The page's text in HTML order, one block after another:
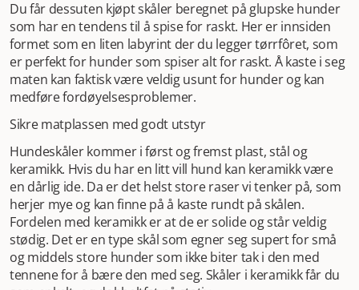
Du får dessuten kjøpt skåler beregnet på glupske hunder
som har en tendens til å spise for raskt. Her er innsiden
formet som en liten labyrint der du legger tørrfôret, som
er perfekt for hunder som spiser alt for raskt. Å kaste i seg
maten kan faktisk være veldig usunt for hunder og kan
medføre fordøyelsesproblemer.
Sikre matplassen med godt utstyr
Hundeskåler kommer i først og fremst plast, stål og
keramikk. Hvis du har en litt vill hund kan keramikk være
en dårlig ide. Da er det helst store raser vi tenker på, som
herjer mye og kan finne på å kaste rundt på skålen.
Fordelen med keramikk er at de er solide og står veldig
stødig. Det er en type skål som egner seg supert for små
og middels store hunder som ikke biter tak i den med
tennene for å bære den med seg. Skåler i keramikk får du